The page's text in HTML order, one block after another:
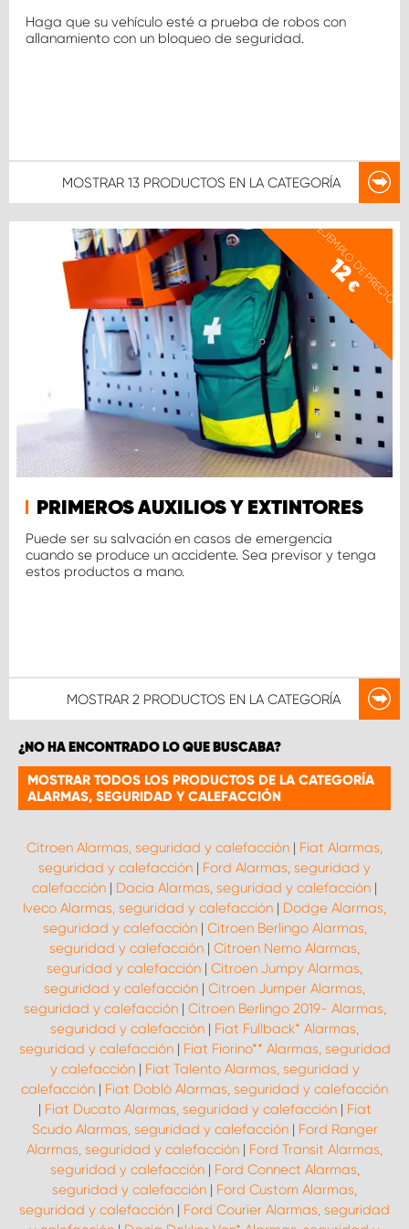
Haga que su vehículo esté a prueba de robos con
allanamiento con un bloqueo de seguridad.
MOSTRAR 13 PRODUCTOS EN LA CATEGORÍA
EJEMPLO DE PRECIO
12
€
PRIMEROS AUXILIOS Y EXTINTORES
Puede ser su salvación en casos de emergencia
cuando se produce un accidente. Sea previsor y tenga
estos productos a mano.
MOSTRAR 2 PRODUCTOS EN LA CATEGORÍA
¿NO HA ENCONTRADO LO QUE BUSCABA?
MOSTRAR TODOS LOS PRODUCTOS DE LA CATEGORÍA
ALARMAS, SEGURIDAD Y CALEFACCIÓN
Citroen Alarmas, seguridad y calefacción | Fiat Alarmas,
seguridad y calefacción | Ford Alarmas, seguridad y
calefacción | Dacia Alarmas, seguridad y calefacción |
Iveco Alarmas, seguridad y calefacción | Dodge Alarmas,
seguridad y calefacción| Citroen Berlingo Alarmas,
seguridad y calefacción | Citroen Nemo Alarmas,
seguridad y calefacción | Citroen Jumpy Alarmas,
seguridad y calefacción | Citroen Jumper Alarmas,
seguridad y calefacción| Citroen Berlingo 2019- Alarmas,
seguridad y calefacción | Fiat Fullback* Alarmas,
seguridad y calefacción| Fiat Fiorino** Alarmas, seguridad
y calefacción| Fiat Talento Alarmas, seguridad y
calefacción | Fiat Doblò Alarmas, seguridad y calefacción
| Fiat Ducato Alarmas, seguridad y calefacción| Fiat
Scudo Alarmas, seguridad y calefacción| Ford Ranger
Alarmas, seguridad y calefacción | Ford Transit Alarmas,
seguridad y calefacción| Ford Connect Alarmas,
seguridad y calefacción | Ford Custom Alarmas,
seguridad y calefacción | Ford Courier Alarmas, seguridad